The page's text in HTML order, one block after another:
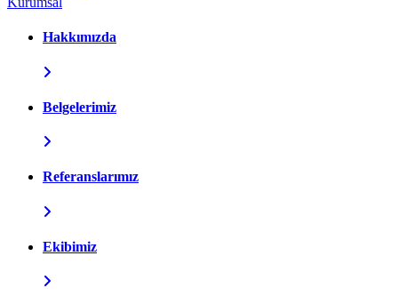
Hakkımızda
Belgelerimiz
Referanslarımız
Ekibimiz